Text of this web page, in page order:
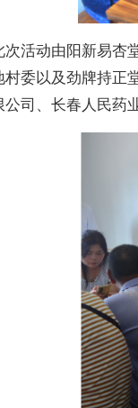
次活动由阳新易杏
村委以及劲牌持正
公司、长春人民药